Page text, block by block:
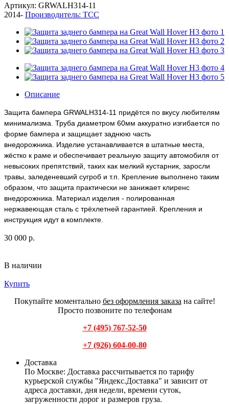
Артикул: GRWALH314-11
2014- Производитель: ТСС
Описание
Защита бампера GRWALH314-11 придётся по вкусу любителям
минимализма. Труба диаметром 60мм аккуратно изгибается по
форме бампера и защищает заднюю часть
внедорожника. Изделие устанавливается в штатные места,
жёстко к раме и обеспечивает реальную защиту автомобиля от
невысоких препятствий, таких как мелкий кустарник, заросли
травы, заледеневший сугроб и т.п. Крепление выполнено таким
образом, что защита практически не занижает клиренс
внедорожника. Материал изделия - полированная
нержавеющая сталь с трёхлетней гарантией. Крепления и
инструкция идут в комплекте.
30 000 р.
В наличии
Купить
Покупайте моментально без оформления заказа на сайте!
Просто позвоните по телефонам
+7 (495) 767-52-50
+7 (926) 604-00-80
Доставка
По Москве: Доставка рассчитывается по тарифу
курьерской службы "Яндекс.Доставка" и зависит от
адреса доставки, дня недели, времени суток,
загруженности дорог и размеров груза.